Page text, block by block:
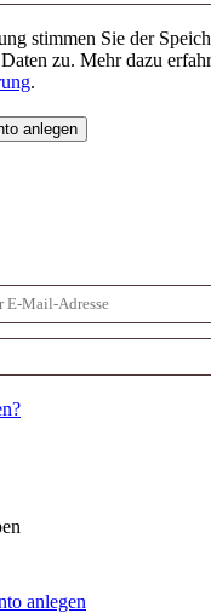
stimmen Sie der
zu. Mehr dazu
.
anlegen